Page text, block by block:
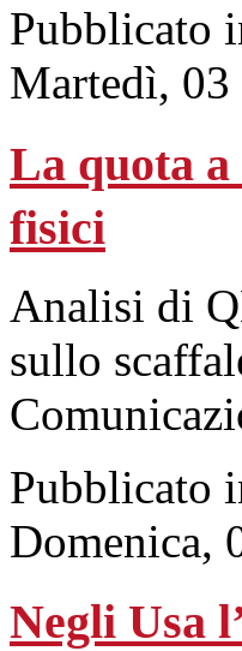
Pubblicato
Martedì,
La quota
fisici
Analisi di
sullo
Pubblicato
Domenica,
Negli Usa